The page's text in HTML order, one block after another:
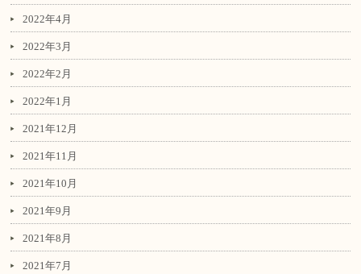
2022年4月
2022年3月
2022年2月
2022年1月
2021年12月
2021年11月
2021年10月
2021年9月
2021年8月
2021年7月